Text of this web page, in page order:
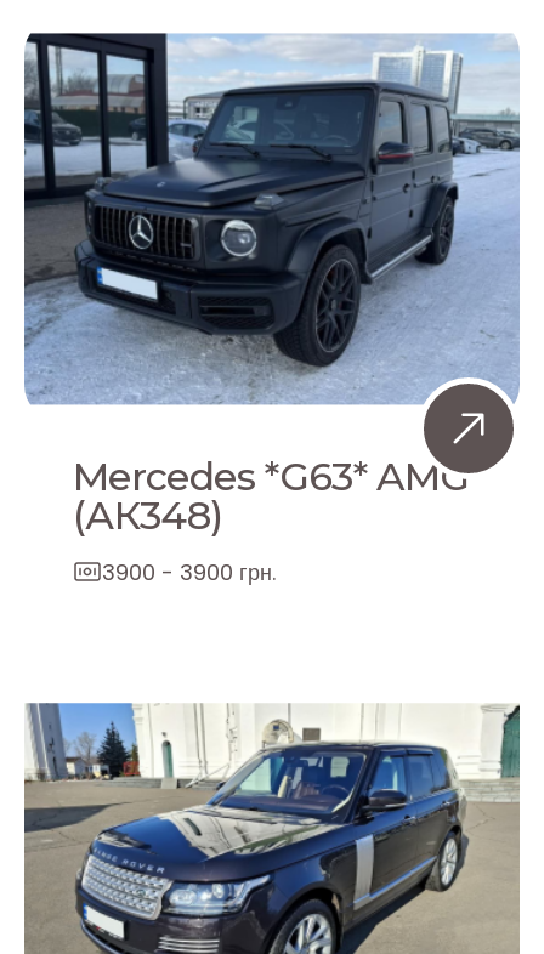
Mercedes *G63* AMG
(АК348)
3900 - 3900 грн.